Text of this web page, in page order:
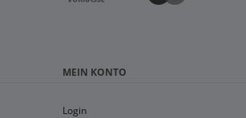
MEIN KONTO
Login